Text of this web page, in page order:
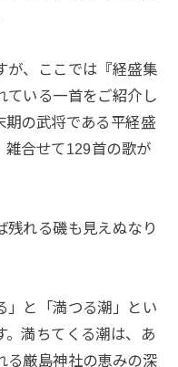
が、ここでは『経盛集
ている一首をご紹介し
期の武将である平経盛
雑合せて129首の歌が
残れる磯も見えぬなり
」と「満つる潮」とい
。満ちてくる潮は、あ
る厳島神社の恵みの深